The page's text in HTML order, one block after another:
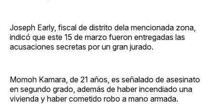
Joseph Early, fiscal de distrito dela mencionada zona,
indicó que este 15 de marzo fueron entregadas las
acusaciones secretas por un gran jurado.
Momoh Kamara, de 21 años, es señalado de asesinato
en segundo grado, además de haber incendiado una
vivienda y haber cometido robo a mano armada.